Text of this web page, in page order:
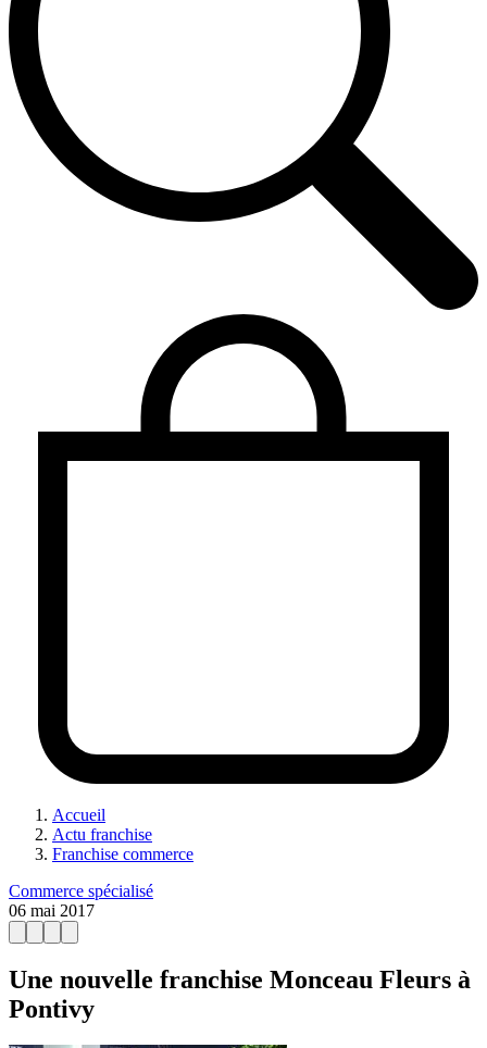
Accueil
Actu franchise
Franchise commerce
Commerce spécialisé
06 mai 2017
Une nouvelle franchise Monceau Fleurs à
Pontivy